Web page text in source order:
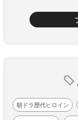
朝ドラ歴代ヒロイン